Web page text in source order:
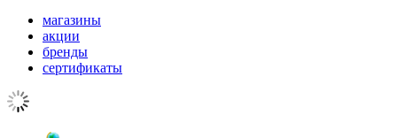
магазины
акции
бренды
сертификаты